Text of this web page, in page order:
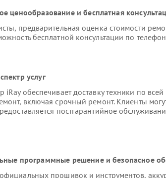
ценообразование и бесплатная
предварительная оценка стоимости
бесплатной консультации по
услуг
iRay обеспечивает доставку техники по
включая срочный ремонт. Клиенты
постгарантийное
программные решение и безопасное
прошивок и инструментов,